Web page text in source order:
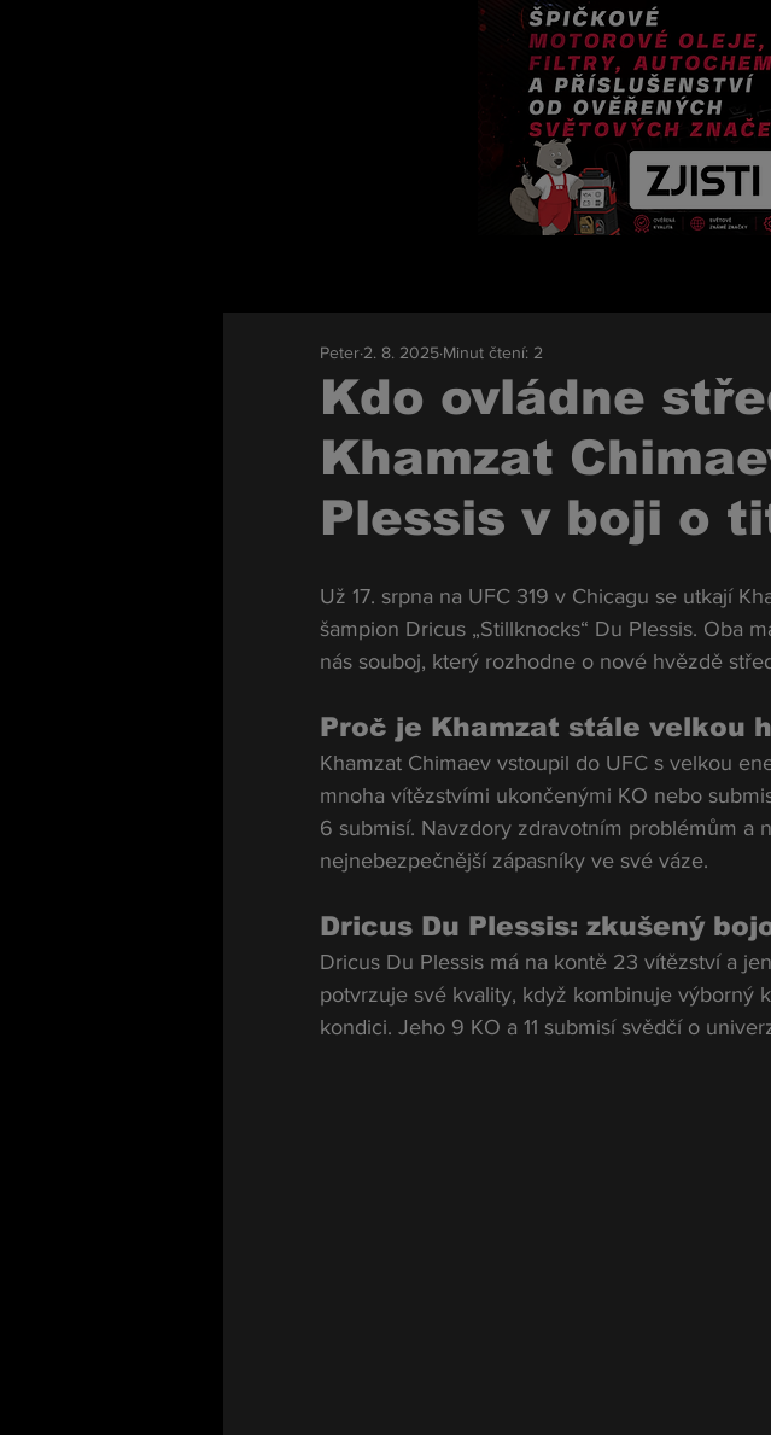
Kdo ovládne
Khamzat
Plessis v boji o
Peter 2. 8. 2025 Minut čtení: 2
Už 17. srpna na UFC 319 v Chicagu se utkají
šampion Dricus „Stillknocks“ Du Plessis. Oba
nás souboj, který rozhodne o nové hvězdě
Proč je Khamzat stále velkou
Khamzat Chimaev vstoupil do UFC s velkou
mnoha vítězstvími ukončenými KO nebo
6 submisí. Navzdory zdravotním problémům a
nejnebezpečnější zápasníky ve své váze.
Dricus Du Plessis: zkušený
Dricus Du Plessis má na kontě 23 vítězství a
potvrzuje své kvality, když kombinuje výborný
kondici. Jeho 9 KO a 11 submisí svědčí o